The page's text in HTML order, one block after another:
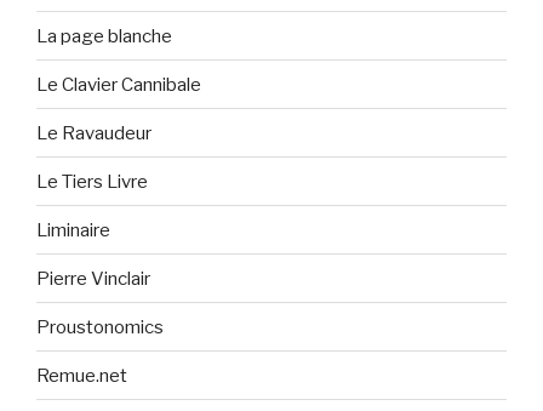
La page blanche
Le Clavier Cannibale
Le Ravaudeur
Le Tiers Livre
Liminaire
Pierre Vinclair
Proustonomics
Remue.net